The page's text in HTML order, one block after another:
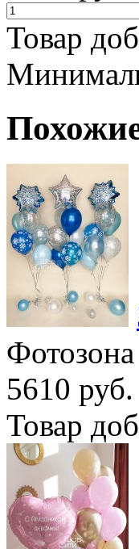
Товар
5610 руб.
Товар